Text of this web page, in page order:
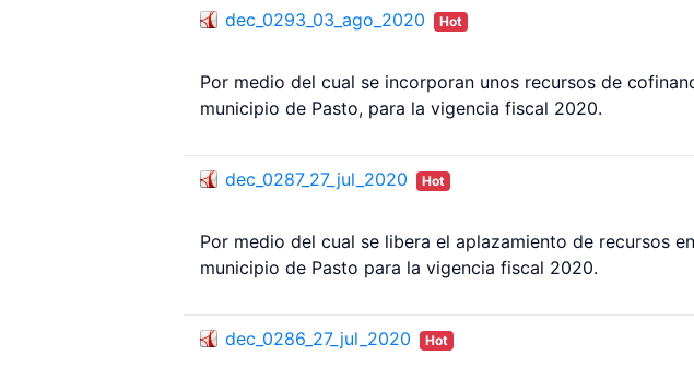
dec_0293_03_ago_2020 Hot
Por medio del cual se incorporan unos recursos de
municipio de Pasto, para la vigencia fiscal 2020.
dec_0287_27_jul_2020 Hot
Por medio del cual se libera el aplazamiento de recursos
municipio de Pasto para la vigencia fiscal 2020.
dec_0286_27_jul_2020 Hot